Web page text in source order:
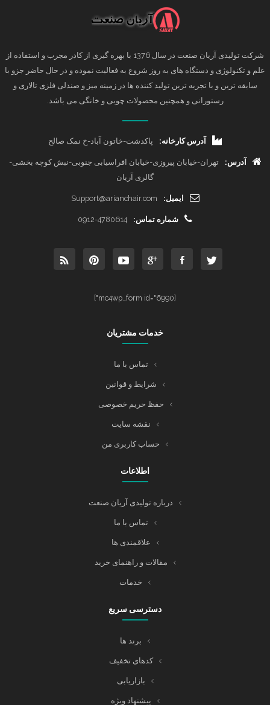
شرکت تولیدی آریان صنعت در سال 1376 با بهره گیری از کادر مجرب و استفاده از
علم و تکنولوژی و دستگاه های به روز شروع به فعالیت نموده و در حال حاضر جزو با
سابقه ترین و با تجربه ترین تولید کننده ها در زمینه میز و صندلی فلزی تالاری و
رستورانی و همچنین محصولات چوبی و خانگی می باشد.
آدرس کارخانه: پاکدشت-خاتون آباد-خ نمک صالح
آدرس:
تهران-خیابان پیروزی-خیابان افراسیابی جنوبی-نبش کوچه بخشی-
گالری آریان
ایمیل: Support@arianchair.com
شماره تماس: 0912-4780614
[mc4wp_form id="6990"]
خدمات مشتریان
تماس با ما
شرایط و قوانین
حفظ حریم خصوصی
نقشه سایت
حساب کاربری من
اطلاعات
درباره تولیدی آریان صنعت
تماس با ما
علاقمندی ها
مقالات و راهنمای خرید
خدمات
دسترسی سریع
برند ها
کدهای تخفیف
بازاریابی
پیشنهاد ویژه